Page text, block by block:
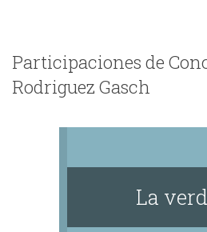
Participaciones de
Rodriguez Gasch
La